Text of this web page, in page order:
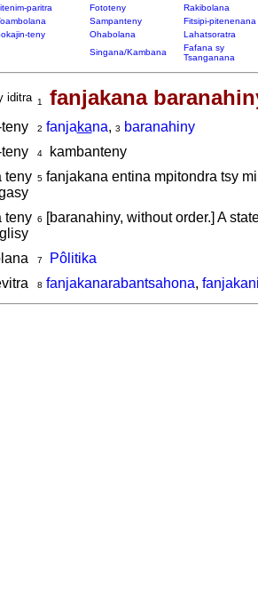
paritra Fototeny
Rakibolana
Sampanteny
Fitsipi-pitenenana
teny Ohabolana
Lahatsoratra
Singana/Kambana
Fafana sy
Tsanganana
iditra 1 fanjakana
2 fanjakana, 3
baranahiny
4kambanteny
teny 5fanjakana entina mpitondra tsy
teny 6 [baranahiny, without order.] A
7
Pôlitika
8 fanjakanarabantsahona,